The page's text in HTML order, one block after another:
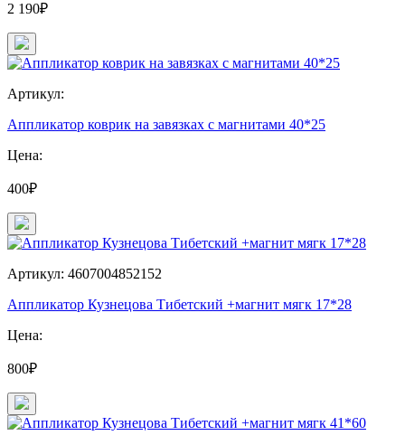
2 190₽
Артикул:
Аппликатор коврик на завязках с магнитами 40*25
Цена:
400₽
Артикул: 4607004852152
Аппликатор Кузнецова Тибетский +магнит мягк 17*28
Цена:
800₽